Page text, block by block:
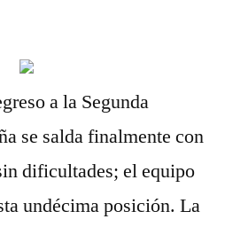
a la Segunda
se salda finalmente con
dificultades; el equipo
undécima posición. La